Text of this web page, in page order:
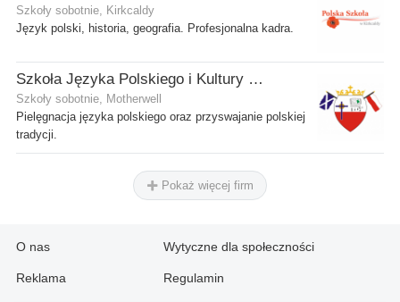
Szkoły sobotnie, Kirkcaldy
Język polski, historia, geografia. Profesjonalna kadra.
Szkoła Języka Polskiego i Kultury w Motherwell
Szkoły sobotnie, Motherwell
Pielęgnacja języka polskiego oraz przyswajanie polskiej
tradycji.
Pokaż więcej firm
O nas
Reklama
Wytyczne dla społeczności
Regulamin